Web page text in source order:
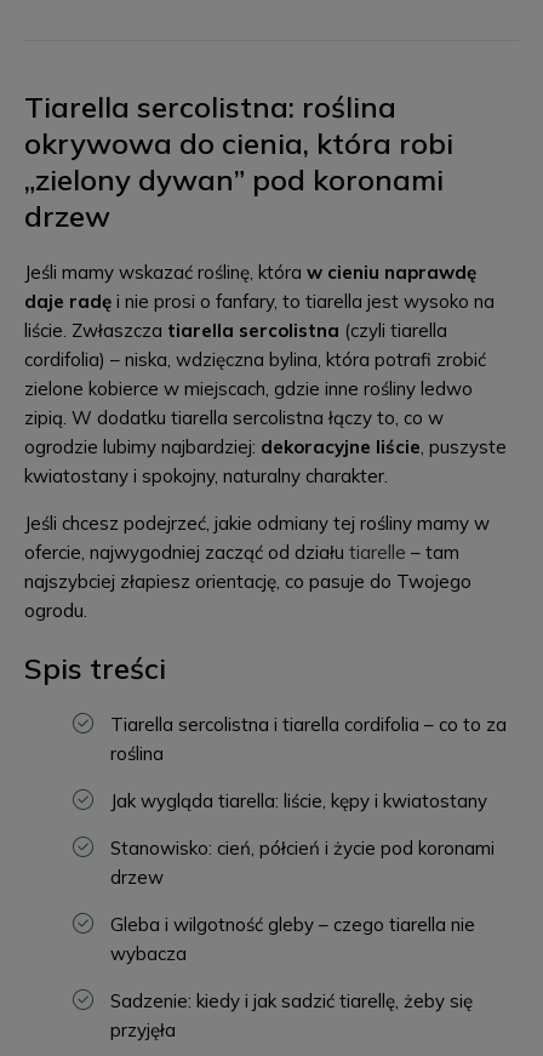
Tiarella sercolistna: roślina
okrywowa do cienia, która robi
„zielony dywan” pod koronami
drzew
Jeśli mamy wskazać roślinę, która w cieniu naprawdę
daje radę i nie prosi o fanfary, to tiarella jest wysoko na
liście. Zwłaszcza tiarella sercolistna (czyli tiarella
cordifolia) – niska, wdzięczna bylina, która potrafi zrobić
zielone kobierce w miejscach, gdzie inne rośliny ledwo
zipią. W dodatku tiarella sercolistna łączy to, co w
ogrodzie lubimy najbardziej: dekoracyjne liście, puszyste
kwiatostany i spokojny, naturalny charakter.
Jeśli chcesz podejrzeć, jakie odmiany tej rośliny mamy w
ofercie, najwygodniej zacząć od działu tiarelle – tam
najszybciej złapiesz orientację, co pasuje do Twojego
ogrodu.
Spis treści
Tiarella sercolistna i tiarella cordifolia – co to za
roślina
Jak wygląda tiarella: liście, kępy i kwiatostany
Stanowisko: cień, półcień i życie pod koronami
drzew
Gleba i wilgotność gleby – czego tiarella nie
wybacza
Sadzenie: kiedy i jak sadzić tiarellę, żeby się
przyjęła